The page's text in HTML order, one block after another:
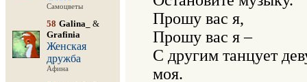
Самоцветы
58 Galina_
&
Grafinia
Женская
дружба
Афина
Прошу вас я,
Прошу вас я –
С другим танцует
моя.